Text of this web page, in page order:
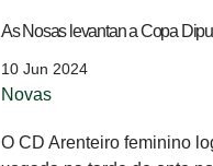
As Nosas levantan a Copa
10 Jun 2024
Novas
O CD Arenteiro feminino